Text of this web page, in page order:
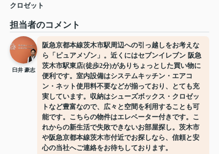
クロゼット
担当者のコメント
臼井 豪志
阪急京都本線茨木市駅周辺への引っ越しをお考えな
ら「ピュアメゾン」。近くにはセブンイレブン 阪急
茨木市駅東店(徒歩2分)がありちょっとした買い物に
便利です。室内設備はシステムキッチン・エアコ
ン・ネット使用料不要などが揃っており、とても充
実しています。収納はシューズボックス・クロゼッ
トなど豊富なので、広々と空間を利用することも可
能です。こちらの物件はエレベーター付きです。こ
れからの新生活で失敗できないお部屋探し。茨木市
や阪急京都本線茨木市付近でお探しなら、信頼と安
心の当社へご連絡をお待ちしております。